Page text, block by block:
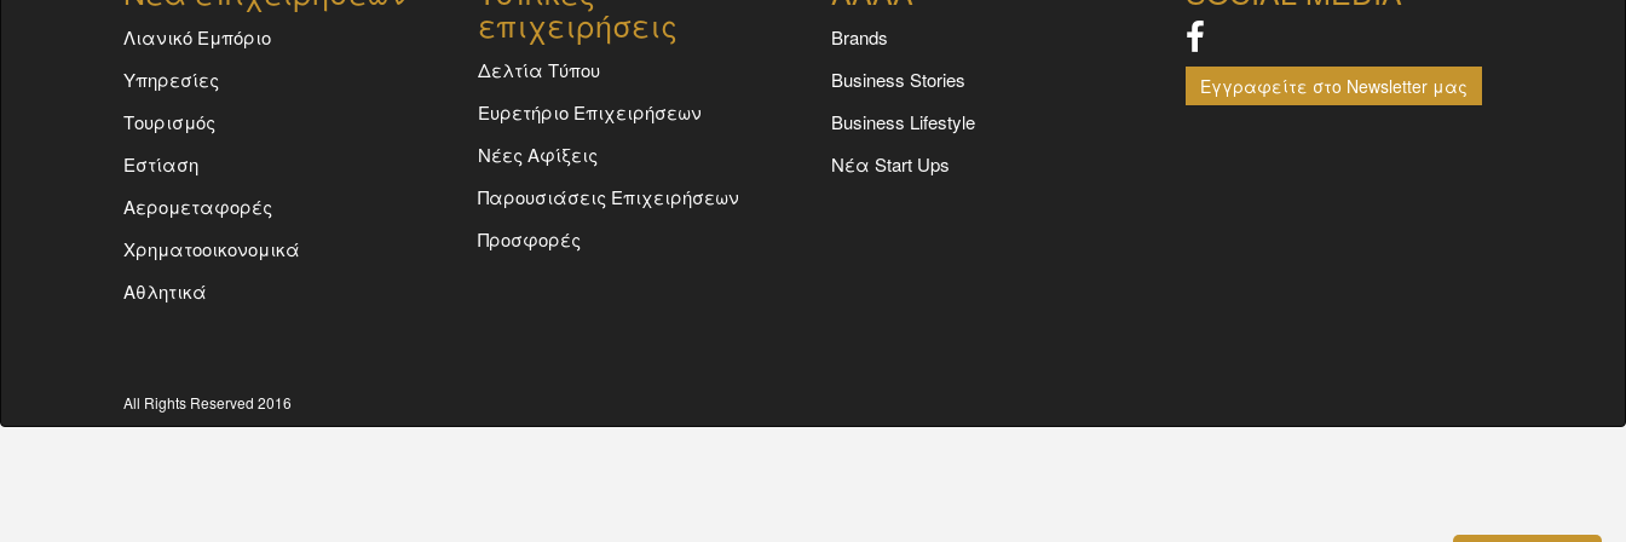
Λιανικό Εμπόριο
Υπηρεσίες
Τουρισμός
Εστίαση
Αερομεταφορές
Χρηματοοικονομικά
Αθλητικά
επιχειρήσεις
Δελτία Τύπου
Ευρετήριο Επιχειρήσεων
Νέες Αφίξεις
Παρουσιάσεις Επιχειρήσεων
Προσφορές
Brands
Business Stories
Business Lifestyle
Νέα Start Ups
Εγγραφείτε στο Newsletter μας
All Rights Reserved 2016